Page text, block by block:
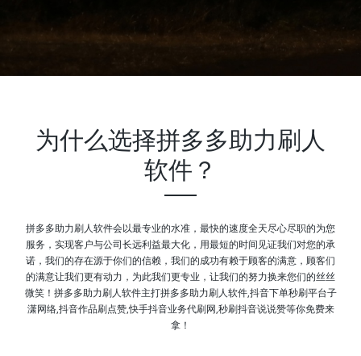
为什么选择拼多多助力刷人
软件？
拼多多助力刷人软件会以最专业的水准，最快的速度全天尽心尽职的为您
服务，实现客户与公司长远利益最大化，用最短的时间见证我们对您的承
诺，我们的存在源于你们的信赖，我们的成功有赖于顾客的满意，顾客们
的满意让我们更有动力，为此我们更专业，让我们的努力换来您们的丝丝
微笑！拼多多助力刷人软件主打拼多多助力刷人软件,抖音下单秒刷平台子
潇网络,抖音作品刷点赞,快手抖音业务代刷网,秒刷抖音说说赞等你免费来
拿！